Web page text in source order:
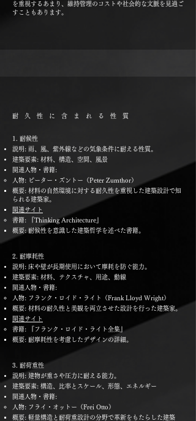
を重視するあまり、維持管理のコストや社会的な文脈を見過ご
すこともあります。
耐久性 に含まれる性質
1. 耐候性
説明: 雨、風、紫外線などの気象条件に耐える性質。
建築要素: 材料、構造、空間、風景
関連人物・書籍:
人物: ピーター・ズントー（Peter Zumthor）
概要: 材料の自然環境に対する耐久性を重視した建築設計で知
られる建築家。
関連サイト
書籍: 『Thinking Architecture』
概要: 耐候性を意識した建築哲学を述べた書籍。
2. 耐摩耗性
説明: 床や壁が長期使用において摩耗を防ぐ能力。
建築要素: 材料、テクスチャ、用途、動線
関連人物・書籍:
人物: フランク・ロイド・ライト（Frank Lloyd Wright）
概要: 材料の耐久性と美観を両立させた設計を行った建築家。
関連サイト
書籍: 『フランク・ロイド・ライト全集』
概要: 耐摩耗性を考慮したデザインの詳細。
3. 耐荷重性
説明: 建物が重さや圧力に耐える能力。
建築要素: 構造、比率とスケール、形態、エネルギー
関連人物・書籍:
人物: フライ・オットー（Frei Otto）
概要: 軽量構造と耐荷重設計の分野で革新をもたらした建築